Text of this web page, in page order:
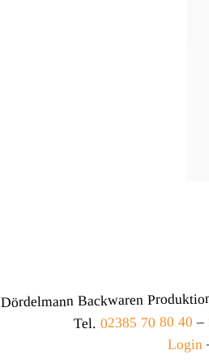
Dördelmann Backwaren
Tel.02385 70 80 40 –
Login